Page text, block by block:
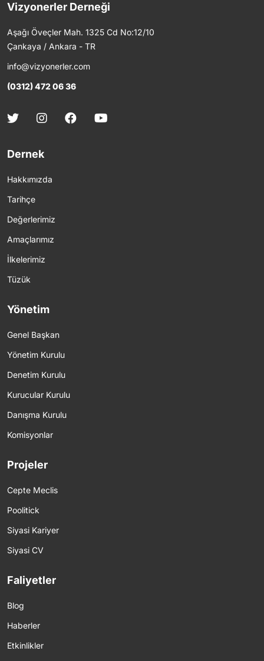
Vizyonerler Derneği
Aşağı Öveçler Mah. 1325 Cd No:12/10
Çankaya / Ankara - TR
info@vizyonerler.com
(0312) 472 06 36
Dernek
Hakkımızda
Tarihçe
Değerlerimiz
Amaçlarımız
İlkelerimiz
Tüzük
Yönetim
Genel Başkan
Yönetim Kurulu
Denetim Kurulu
Kurucular Kurulu
Danışma Kurulu
Komisyonlar
Projeler
Cepte Meclis
Poolitick
Siyasi Kariyer
Siyasi CV
Faliyetler
Blog
Haberler
Etkinlikler